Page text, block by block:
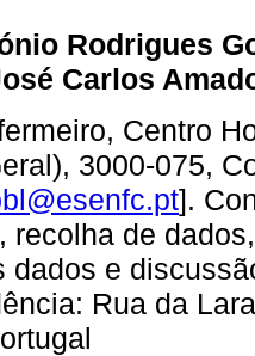
Rodrigues
Carlos
Centro
3000-075,
].
recolha de
dados e
Rua da